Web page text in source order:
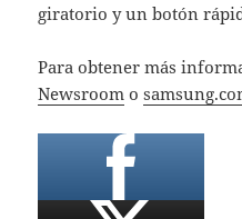
giratorio y un botón
Para obtener más
Newsroom o